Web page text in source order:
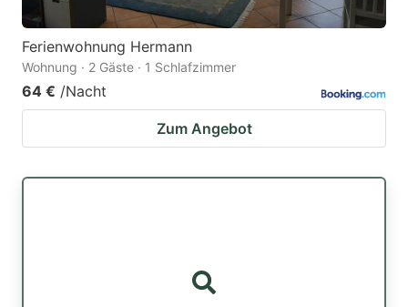
Ferienwohnung Hermann
Wohnung · 2 Gäste · 1 Schlafzimmer
64 € /Nacht
Zum Angebot